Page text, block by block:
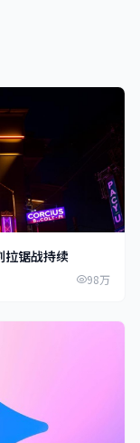
拉锯战持续
98万